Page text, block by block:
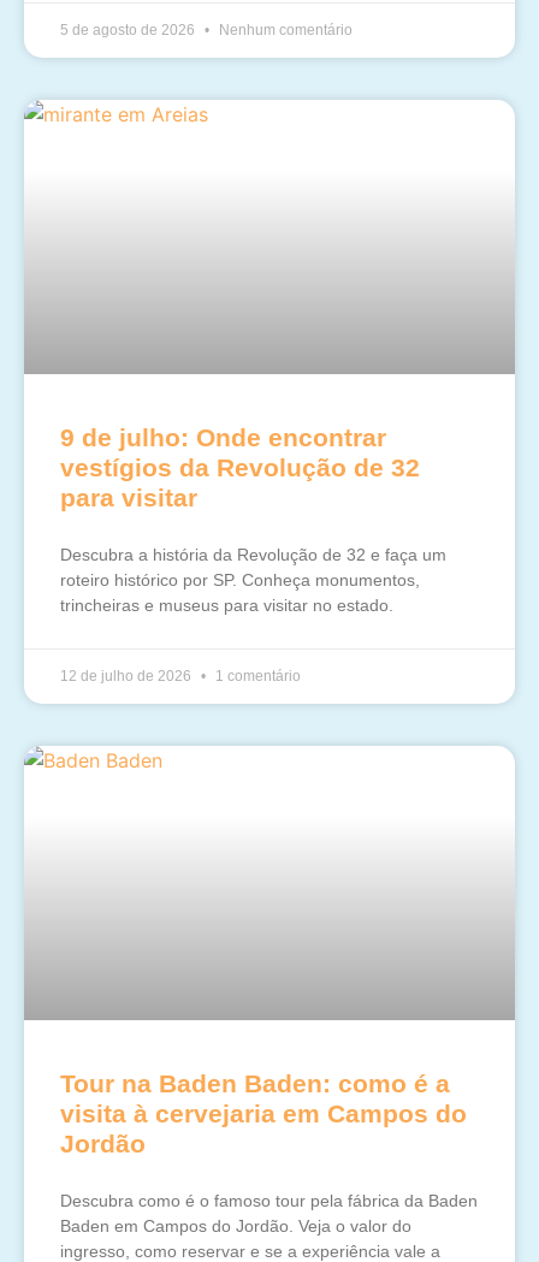
5 de agosto de 2026 Nenhum comentário
9 de julho: Onde encontrar
vestígios da Revolução de 32
para visitar
Descubra a história da Revolução de 32 e faça um
roteiro histórico por SP. Conheça monumentos,
trincheiras e museus para visitar no estado.
12 de julho de 2026 1 comentário
Tour na Baden Baden: como é a
visita à cervejaria em Campos do
Jordão
Descubra como é o famoso tour pela fábrica da Baden
Baden em Campos do Jordão. Veja o valor do
ingresso, como reservar e se a experiência vale a